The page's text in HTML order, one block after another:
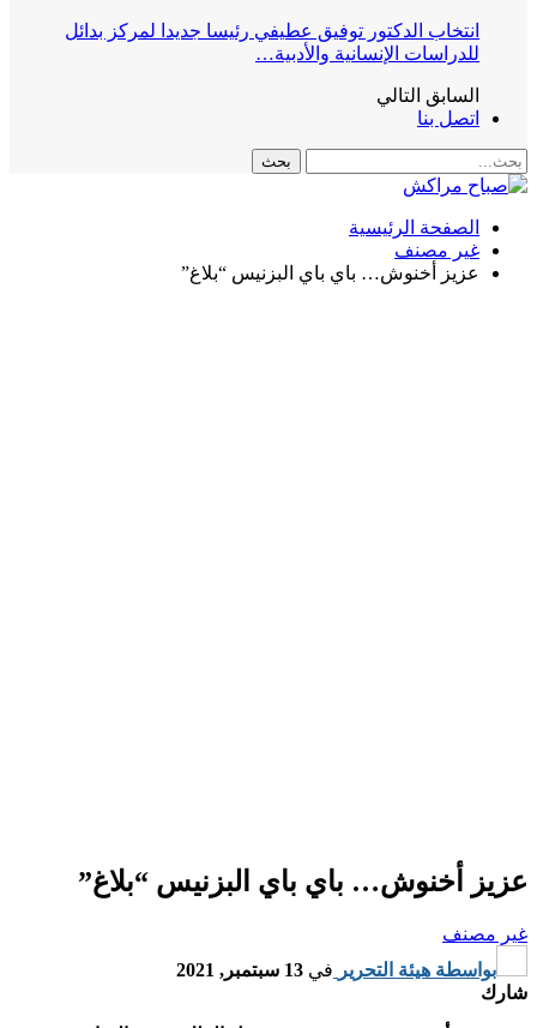
انتخاب الدكتور توفيق عطيفي رئيسا جديدا لمركز بدائل
للدراسات الإنسانية والأدبية…
السابق التالي
اتصل بنا
الصفحة الرئيسية
غير مصنف
عزيز أخنوش… باي باي البزنيس “بلاغ”
عزيز أخنوش… باي باي البزنيس “بلاغ”
غير مصنف
بواسطة هيئة التحرير في 13 سبتمبر, 2021
شارك